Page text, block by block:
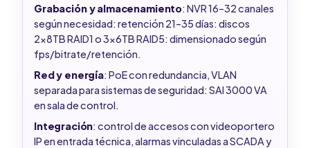
Grabación y almacenamiento: NVR 16–32 canales
según necesidad: retención 21–35 días: discos
2x8TB RAID1 o 3x6TB RAID5: dimensionado según
fps/bitrate/retención.
Red y energía: PoE con redundancia, VLAN
separada para sistemas de seguridad: SAI 3000 VA
en sala de control.
Integración: control de accesos con videoportero
IP en entrada técnica, alarmas vinculadas a SCADA y